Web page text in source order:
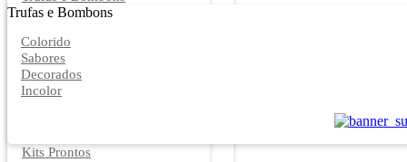
Trufas e Bombons
Colorido
Sabores
Decorados
Incolor
Kits Prontos